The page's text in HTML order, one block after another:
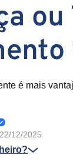
é mais
22/12/2025